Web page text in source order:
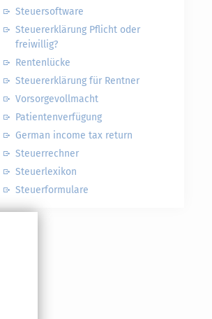
Steuersoftware
Steuererklärung Pflicht oder
freiwillig?
Rentenlücke
Steuererklärung für Rentner
Vorsorgevollmacht
Patientenverfügung
German income tax return
Steuerrechner
Steuerlexikon
Steuerformulare